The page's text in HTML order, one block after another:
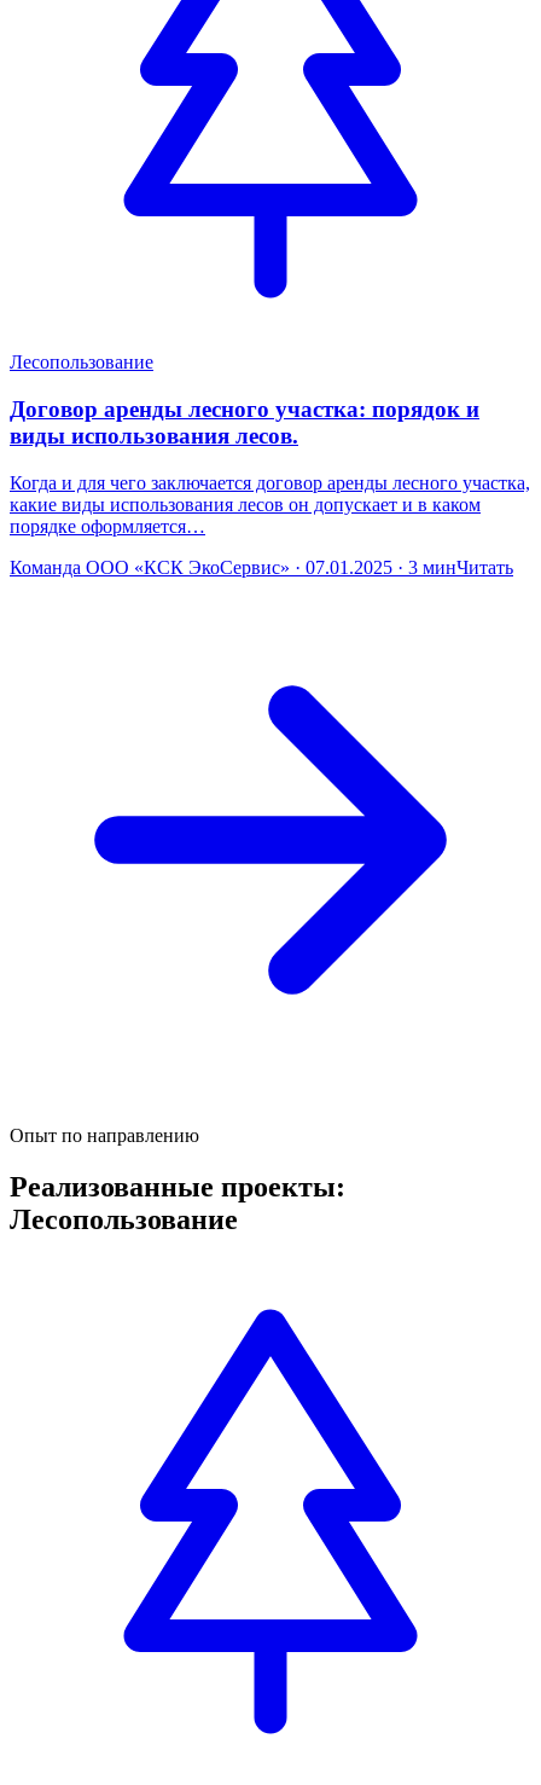
Лесопользование
Договор аренды лесного участка: порядок и
виды использования лесов.
Когда и для чего заключается договор аренды лесного участка,
какие виды использования лесов он допускает и в каком
порядке оформляется…
Команда ООО «КСК ЭкоСервис» · 07.01.2025 · 3 минЧитать
Опыт по направлению
Реализованные проекты:
Лесопользование